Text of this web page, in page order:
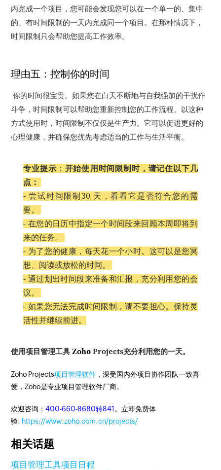
内完成一个项目，您可能会发现您可以在一个单一的、集中
的、有时间限制的一天内完成同一个项目。在那种情况下，
时间限制只会帮助您提高工作效率。
理由五：控制你的时间
你的时间很宝贵。如果您在白天不断地与自我强加的干扰作
斗争，时间限制可以帮助您重新控制您的工作流程。 以这种
方式使用时，时间限制不仅仅是生产力。它可以促进更好的
心理健康，并确保您优先考虑适当的工作与生活平衡。
专业提示 ： 开始使​​用时间限制时，请记住以下几
点：
- 尝试时间限制30 天，看看它是否符合您的需
要。
- 在您的日历中指定一个时间段来回顾本周即将到
来的任务。
- 为了您的健康，每天花一个小时。 这可以是您冥
想、阅读或放松的时间。
- 通过划出时间段来准备和汇报，充分利用您的会
议。
- 如果您无法完成时间限制，请不要担心。 保持灵
活性并继续前进。
使用项目管理工具ZohoProjects充分利用您的一天。
Zoho Projects项目管理软件 ，深受国内外项目协作团队一致喜
爱，Zoho是专业项目管理软件厂商。
欢迎咨询：400-660-8680转841 。立即免费体
验: https://www.zoho.com.cn/projects/
相关话题
项目管理工具项目日程